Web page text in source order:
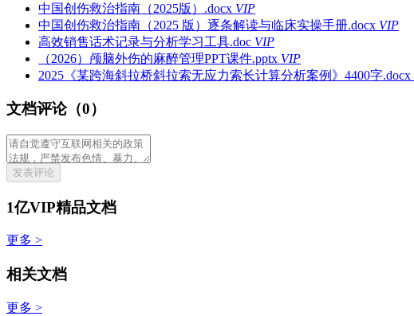
中国创伤救治指南（2025版）.docx VIP
中国创伤救治指南（2025 版）逐条解读与临床实操手册.docx VIP
高效销售话术记录与分析学习工具.doc VIP
（2026）颅脑外伤的麻醉管理PPT课件.pptx VIP
2025《某跨海斜拉桥斜拉索无应力索长计算分析案例》4400字.docx
文档评论（0）
发表评论
1亿VIP精品文档
更多 >
相关文档
更多 >